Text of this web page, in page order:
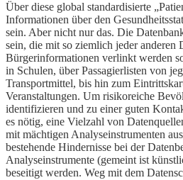
Über diese global standardisierte
Informationen über den
sein. Aber nicht nur das. Die
sein, die mit so ziemlich jeder anderen
Bürgerinformationen verlinkt werden
in Schulen, über Passagierlisten von
Transportmittel, bis hin zum
Veranstaltungen. Um risikoreiche
identifizieren und zu einer guten
es nötig, eine Vielzahl von
mit mächtigen Analyseinstrumenten
bestehende Hindernisse bei der
Analyseinstrumente (gemeint ist
beseitigt werden. Weg mit dem